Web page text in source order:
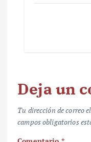
Deja un
Tu dirección de correo
campos obligatorios